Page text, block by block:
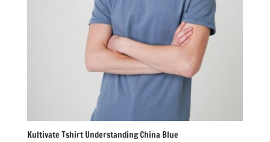
Kultivate Tshirt Understanding China Blue